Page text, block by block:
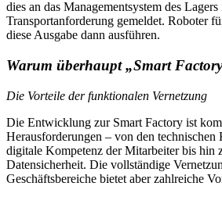
dies an das Managementsystem des
Transportanforderung gemeldet. Roboter
diese Ausgabe dann ausführen.
Warum überhaupt „Smart
Die Vorteile der funktionalen Vernetzung
Die Entwicklung zur Smart Factory ist
Herausforderungen – von den technischen
digitale Kompetenz der Mitarbeiter bis hin
Datensicherheit. Die vollständige
Geschäftsbereiche bietet aber zahlreiche